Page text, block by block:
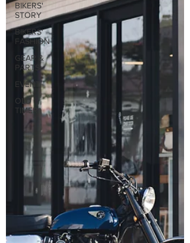
BIKERS'
STORY
BIKERS'
FASHION
GEAR &
PARTS
EVENT
OLD
TIMER